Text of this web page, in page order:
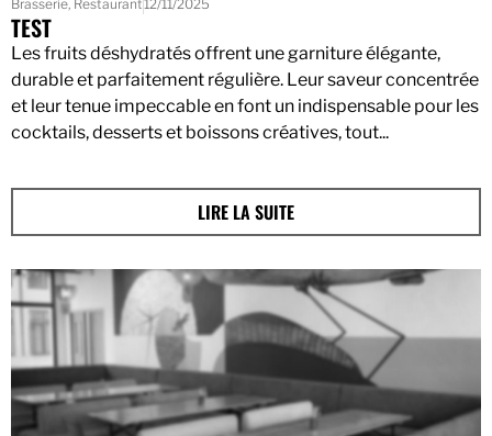
Brasserie Restaurant12/11/2025
TEST
Les fruits déshydratés offrent une garniture élégante,
durable et parfaitement régulière. Leur saveur concentrée
et leur tenue impeccable en font un indispensable pour les
cocktails, desserts et boissons créatives, tout...
LIRE LA SUITE